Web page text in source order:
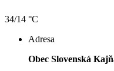
34/14 °C
Adresa
Obec Slovenská